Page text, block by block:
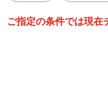
ご指定の条件では現在